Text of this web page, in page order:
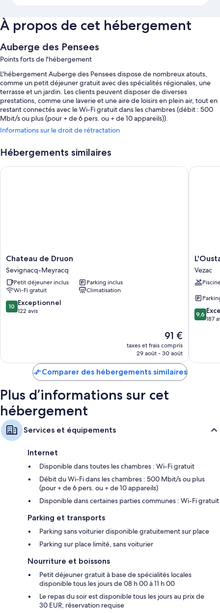
À propos de cet hébergement
Auberge des Pensees
Points forts de l'hébergement
L'hébergement Auberge des Pensees dispose de nombreux atouts,
comme un petit déjeuner gratuit avec des spécialités régionales, une
terrasse et un jardin. Les clients peuvent disposer de diverses
prestations, comme une laverie et une aire de loisirs en plein air, tout en
restant connectés avec le Wi-Fi gratuit dans les chambres (débit : 500
Mbit/s ou plus (pour + de 6 pers. ou + de 10 appareils)).
D'autres petits plus vous attendent, notamment :
Piscine extérieure ouverte en saison
Articles de toilette gratuits et sèche-cheveux
Informations sur le droit de rétractation
Hébergements similaires
Chateau
de
Druon
Sevignacq-
Meyracq
Chateau de Druon
Sevignacq-Meyracq
Petit déjeuner inclus
Parking inclus
Wi-Fi gratuit
Climatisation
10.0
sur
10 Exceptionnel
122 avis
Le
nouveau
prix
de
91 €
taxes et frais compris
29 août - 30 août
Chateau de Druon
L'Oustal
de
Vézac
Vezac
Vezac
9.6
sur
9,6
187
L'Oustal
Comparer des hébergements similaires
Plus d’informations sur cet
hébergement
Services et équipements
Internet
Disponible dans toutes les chambres : Wi-Fi gratuit
Débit du Wi-Fi dans les chambres : 500 Mbit/s ou plus
(pour + de 6 pers. ou + de 10 appareils)
Disponible dans certaines parties communes : Wi-Fi gratuit
Parking et transports
Parking sans voiturier disponible gratuitement sur place
Parking sur place limité, sans voiturier
Nourriture et boissons
Petit déjeuner gratuit à base de spécialités locales
disponible tous les jours de 08 h 00 à 11 h 00
Le repas du soir est disponible tous les jours au prix de
30 EUR; réservation requise